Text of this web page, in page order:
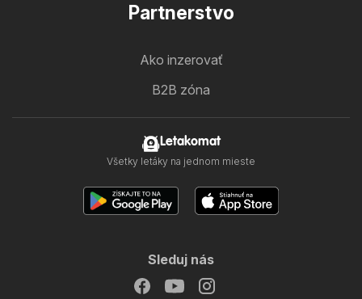
Partnerstvo
Ako inzerovať
B2B zóna
Letakomat
Všetky letáky na jednom mieste
Sleduj nás